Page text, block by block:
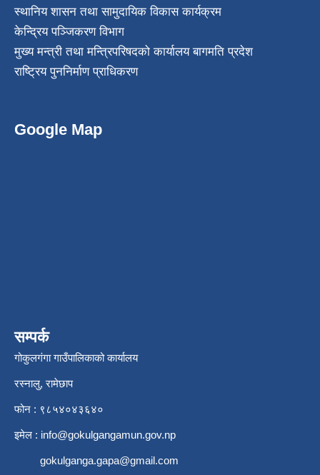
स्थानिय शासन तथा सामुदायिक विकास कार्यक्रम
केन्द्रिय पञ्जिकरण विभाग
मुख्य मन्त्री तथा मन्त्रिपरिषदको कार्यालय बागमति प्रदेश
राष्ट्रिय पुननिर्माण प्राधिकरण
Google Map
सम्पर्क
गोकुलगंगा गाउँपालिकाको कार्यालय
रस्नालु, रामेछाप
फोन : ९८५४०४३६४०
इमेल : info@gokulgangamun.gov.np
gokulganga.gapa@gmail.com